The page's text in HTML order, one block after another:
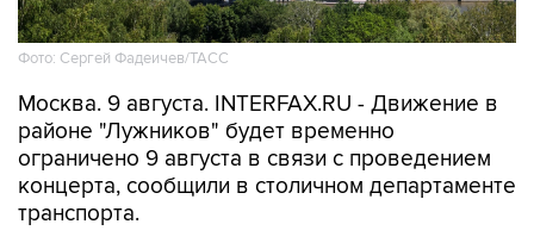
Фото: Сергей Фадеичев/ТАСС
Москва. 9 августа. INTERFAX.RU - Движение в
районе "Лужников" будет временно
ограничено 9 августа в связи с проведением
концерта, сообщили в столичном департаменте
транспорта.